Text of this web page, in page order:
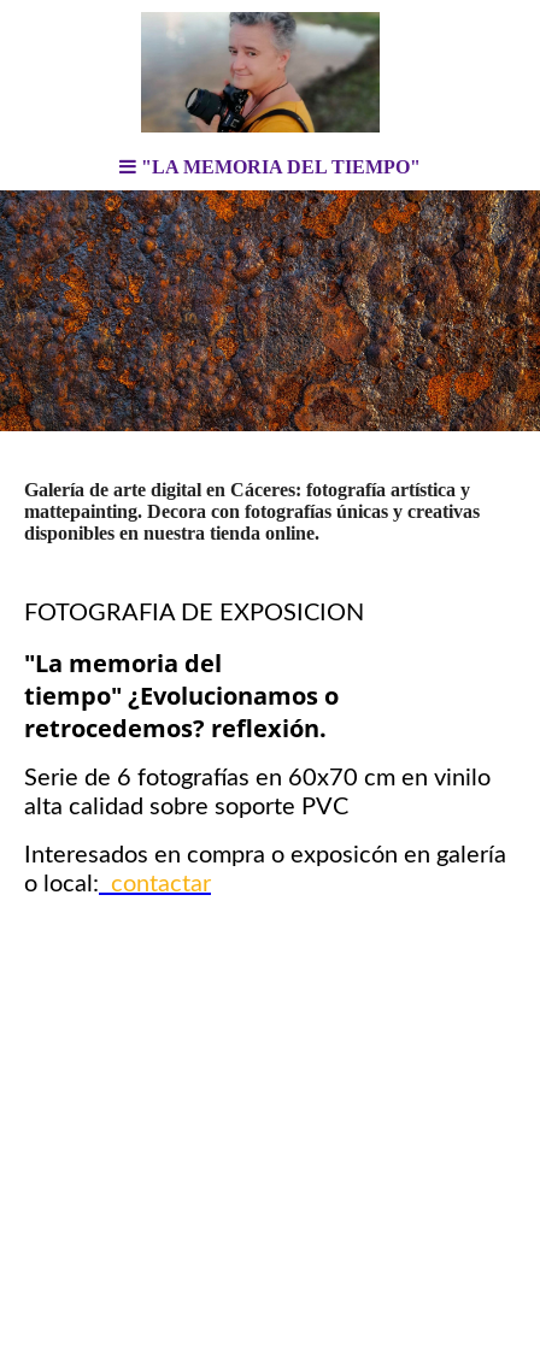
"LA MEMORIA DEL TIEMPO"
Galería de arte digital en Cáceres: fotografía artística y
mattepainting. Decora con fotografías únicas y creativas
disponibles en nuestra tienda online.
FOTOGRAFIA DE EXPOSICION
"La memoria del
tiempo" ¿Evolucionamos o
retrocedemos? reflexión.
Serie de 6 fotografías en 60x70 cm en vinilo
alta calidad sobre soporte PVC
Interesados en compra o exposicón en galería
o local: contactar